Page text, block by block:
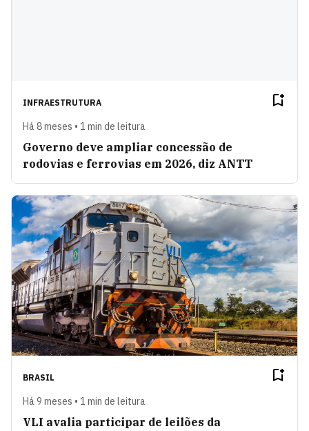
INFRAESTRUTURA
Há 8 meses • 1 min de leitura
Governo deve ampliar concessão de
rodovias e ferrovias em 2026, diz ANTT
BRASIL
Há 9 meses • 1 min de leitura
VLI avalia participar de leilões da